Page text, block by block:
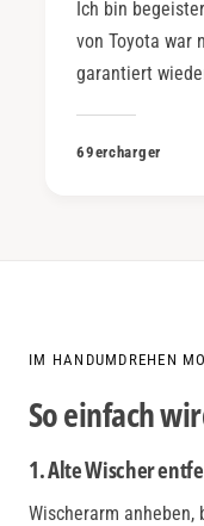
Ich bin
von Toyota war
garantiert
69ercharger
IM HANDUMDREHEN
So einfach
1. Alte Wischer
Wischerarm